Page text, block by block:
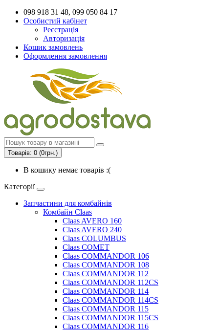
098 918 31 48, 099 050 84 17
Особистий кабінет
Реєстрація
Авторизація
Кошик замовлень
Оформлення замовлення
Товарів: 0 (0грн.)
В кошику немає товарів :(
Категорії
Запчастини для комбайнів
Комбайн Claas
Claas AVERO 160
Claas AVERO 240
Claas COLUMBUS
Claas COMET
Claas COMMANDOR 106
Claas COMMANDOR 108
Claas COMMANDOR 112
Claas COMMANDOR 112CS
Claas COMMANDOR 114
Claas COMMANDOR 114CS
Claas COMMANDOR 115
Claas COMMANDOR 115CS
Claas COMMANDOR 116